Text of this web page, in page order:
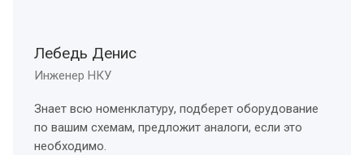
Лебедь Денис
Инженер НКУ
Знает всю номенклатуру, подберет оборудование
по вашим схемам, предложит аналоги, если это
необходимо.